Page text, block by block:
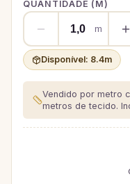
QUANTIDADE ( M)
m
Disponível: 8.4m
Vendido por metro
metros de tecido.